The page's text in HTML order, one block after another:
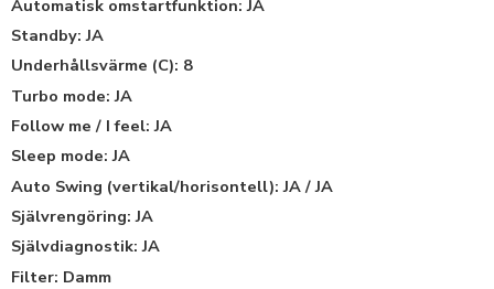
Automatisk omstartfunktion: JA
Standby: JA
Underhållsvärme (C): 8
Turbo mode: JA
Follow me / I feel: JA
Sleep mode: JA
Auto Swing (vertikal/horisontell): JA / JA
Självrengöring: JA
Självdiagnostik: JA
Filter: Damm